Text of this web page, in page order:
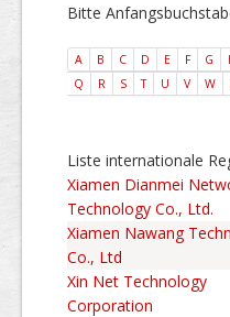
Bitte
A B C D E F G
Q
R S T U V W
Liste internationale
Xiamen Dianmei
Technology Co., Ltd.
Xiamen Nawang
Co., Ltd
Xin Net Technology
Corporation